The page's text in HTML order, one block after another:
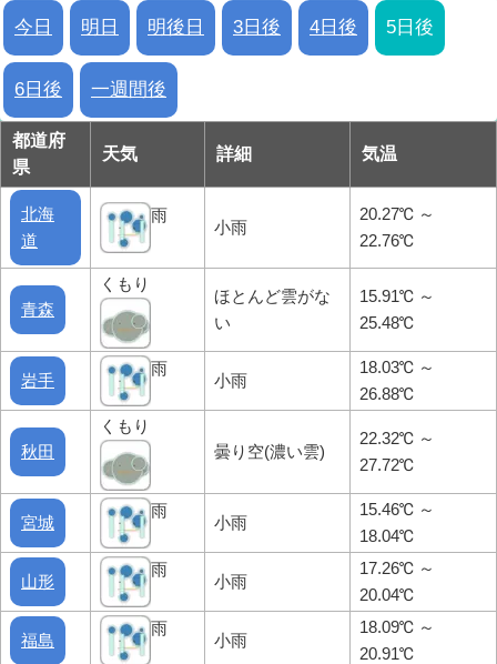
今日 明日 明後日 3日後 4日後 5日後
6日後 一週間後
都道府
県
天気 詳細 気温
北海
道
雨
小雨
20.27℃ ～
22.76℃
青森
くもり
ほとんど雲がな
い
15.91℃ ～
25.48℃
岩手
雨
小雨
18.03℃ ～
26.88℃
秋田
くもり
曇り空(濃い雲)
22.32℃ ～
27.72℃
宮城
雨
小雨
15.46℃ ～
18.04℃
山形
雨
小雨
17.26℃ ～
20.04℃
福島
雨
小雨
18.09℃ ～
20.91℃